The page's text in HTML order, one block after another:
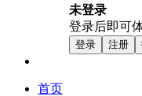
未登录
登录后即可
登录 注册
首页